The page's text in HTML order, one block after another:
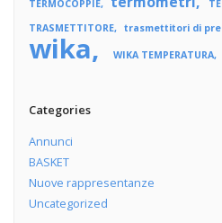
TERMOCOPPIE
TRASMETTITORE
trasmettitori di
wika WIKA TEMPERATURA
Categories
Annunci
BASKET
Nuove rappresentanze
Uncategorized